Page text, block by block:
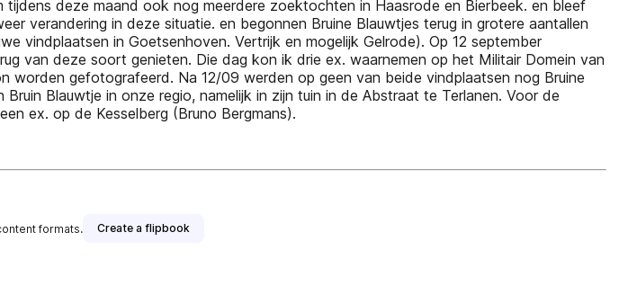
deze maand ook nog meerdere zoektochten in Haasrode en Bierbeek. en bleef
verandering in deze situatie. en begonnen Bruine Blauwtjes terug in grotere aantallen
vindplaatsen in Goetsenhoven. Vertrijk en mogelijk Gelrode). Op 12 september
van deze soort genieten. Die dag kon ik drie ex. waarnemen op het Militair Domein van
gefotografeerd. Na 12/09 werden op geen van beide vindplaatsen nog Bruine
Blauwtje in onze regio, namelijk in zijn tuin in de Abstraat te Terlanen. Voor de
ex. op de Kesselberg (Bruno Bergmans).
formats. Create a flipbook